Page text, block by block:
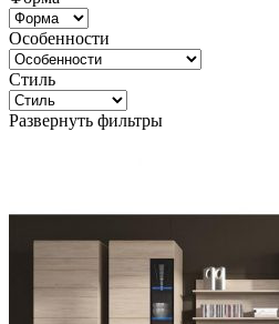
Особенности
Стиль
Развернуть фильтры